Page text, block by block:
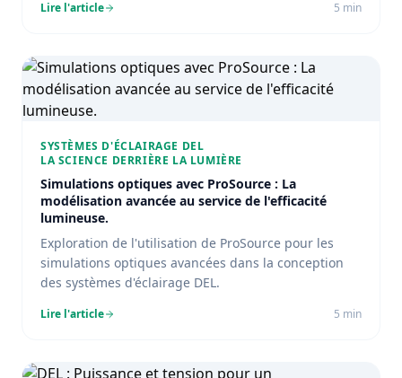
Lire l'article 5 min
SYSTÈMES D'ÉCLAIRAGE DEL
LA SCIENCE DERRIÈRE LA LUMIÈRE
Simulations optiques avec ProSource : La
modélisation avancée au service de l'efficacité
lumineuse.
Exploration de l'utilisation de ProSource pour les
simulations optiques avancées dans la conception
des systèmes d'éclairage DEL.
Lire l'article 5 min